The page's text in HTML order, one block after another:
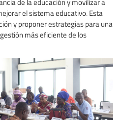
de la educación y movilizar a
el sistema educativo. Esta
y proponer estrategias para una
más eficiente de los